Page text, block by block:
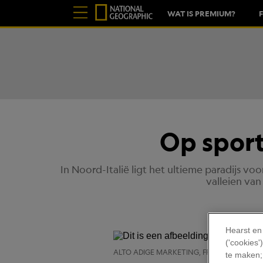
WAT IS PREMIUM?
Op
In Noord-Italië ligt het ultieme paradijs
valleien
ALTO ADIGE MARKETING, FRIEDER BLICKLE
Hearst
te